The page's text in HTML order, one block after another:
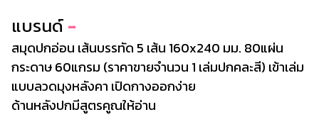
แบรนด์ -
สมุดปกอ่อน เส้นบรรทัด 5 เส้น 160x240 มม. 80แผ่น
กระดาษ 60แกรม (ราคาขายจำนวน 1 เล่มปกคละสี) เข้าเล่ม
แบบลวดมุงหลังคา เปิดกางออกง่าย
ด้านหลังปกมีสูตรคูณให้อ่าน